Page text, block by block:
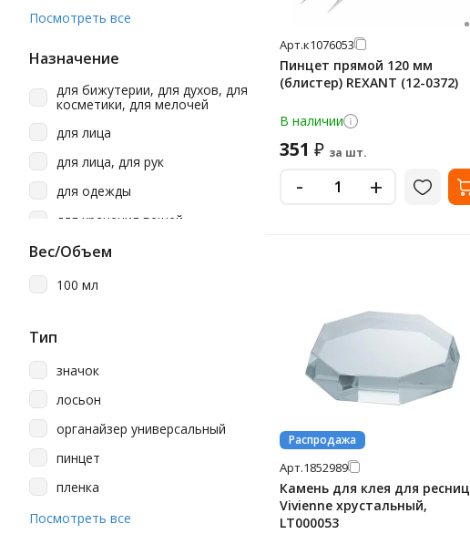
серебристый
Посмотреть все
Назначение
для бижутерии, для духов, для
косметики, для мелочей
для лица
для лица, для рук
для одежды
для хранения вещей
Вес/Объем
100 мл
Тип
значок
лосьон
органайзер универсальный
пинцет
пленка
расческа
Посмотреть все
Арт.к1076053
Пинцет прямой 120 мм
(блистер) REXANT (12-0372)
В наличии
351 ₽ за шт.
- +
Распродажа
Арт.1852989
Камень для клея для ресниц
Vivienne хрустальный,
LT000053